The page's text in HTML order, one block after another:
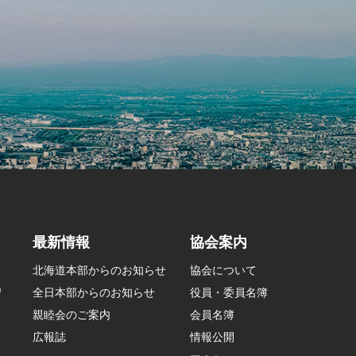
最新情報
北海道本部からのお知らせ
全日本部からのお知らせ
親睦会のご案内
広報誌
協会案内
協会について
役員・委員名簿
会員名簿
情報公開